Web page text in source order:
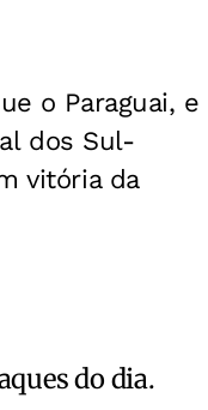
o Paraguai, e
dos Sul-
vitória da
do dia.